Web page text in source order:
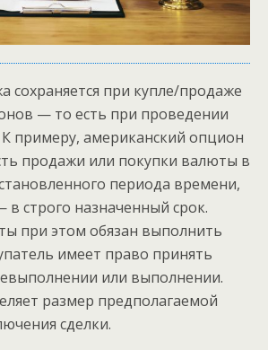
сохраняется при купле/продаже
— то есть при проведении
К примеру, американский опцион
продажи или покупки валюты в
периода времени,
строго назначенный срок.
при этом обязан выполнить
имеет право принять
или выполнении.
размер предполагаемой
сделки.